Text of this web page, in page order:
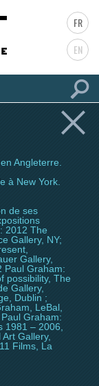
FR
EN
Angleterre.
à New York.
de ses
2012 The
Gallery, NY;
Gallery,
Paul Graham:
possibility, The
Gallery,
Dublin ;
LeBal,
Graham:
1981 – 2006,
Gallery,
Films, La